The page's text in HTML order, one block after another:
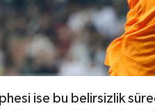
ise bu belirsizlik